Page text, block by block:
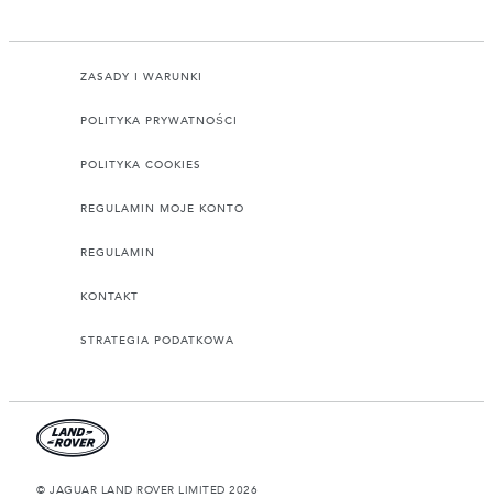
ZASADY I WARUNKI
POLITYKA PRYWATNOŚCI
POLITYKA COOKIES
REGULAMIN MOJE KONTO
REGULAMIN
KONTAKT
STRATEGIA PODATKOWA
© JAGUAR LAND ROVER LIMITED 2026